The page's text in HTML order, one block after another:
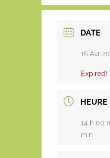
DATE
16 Avr
Expired!
HEURE
14 h 00
min